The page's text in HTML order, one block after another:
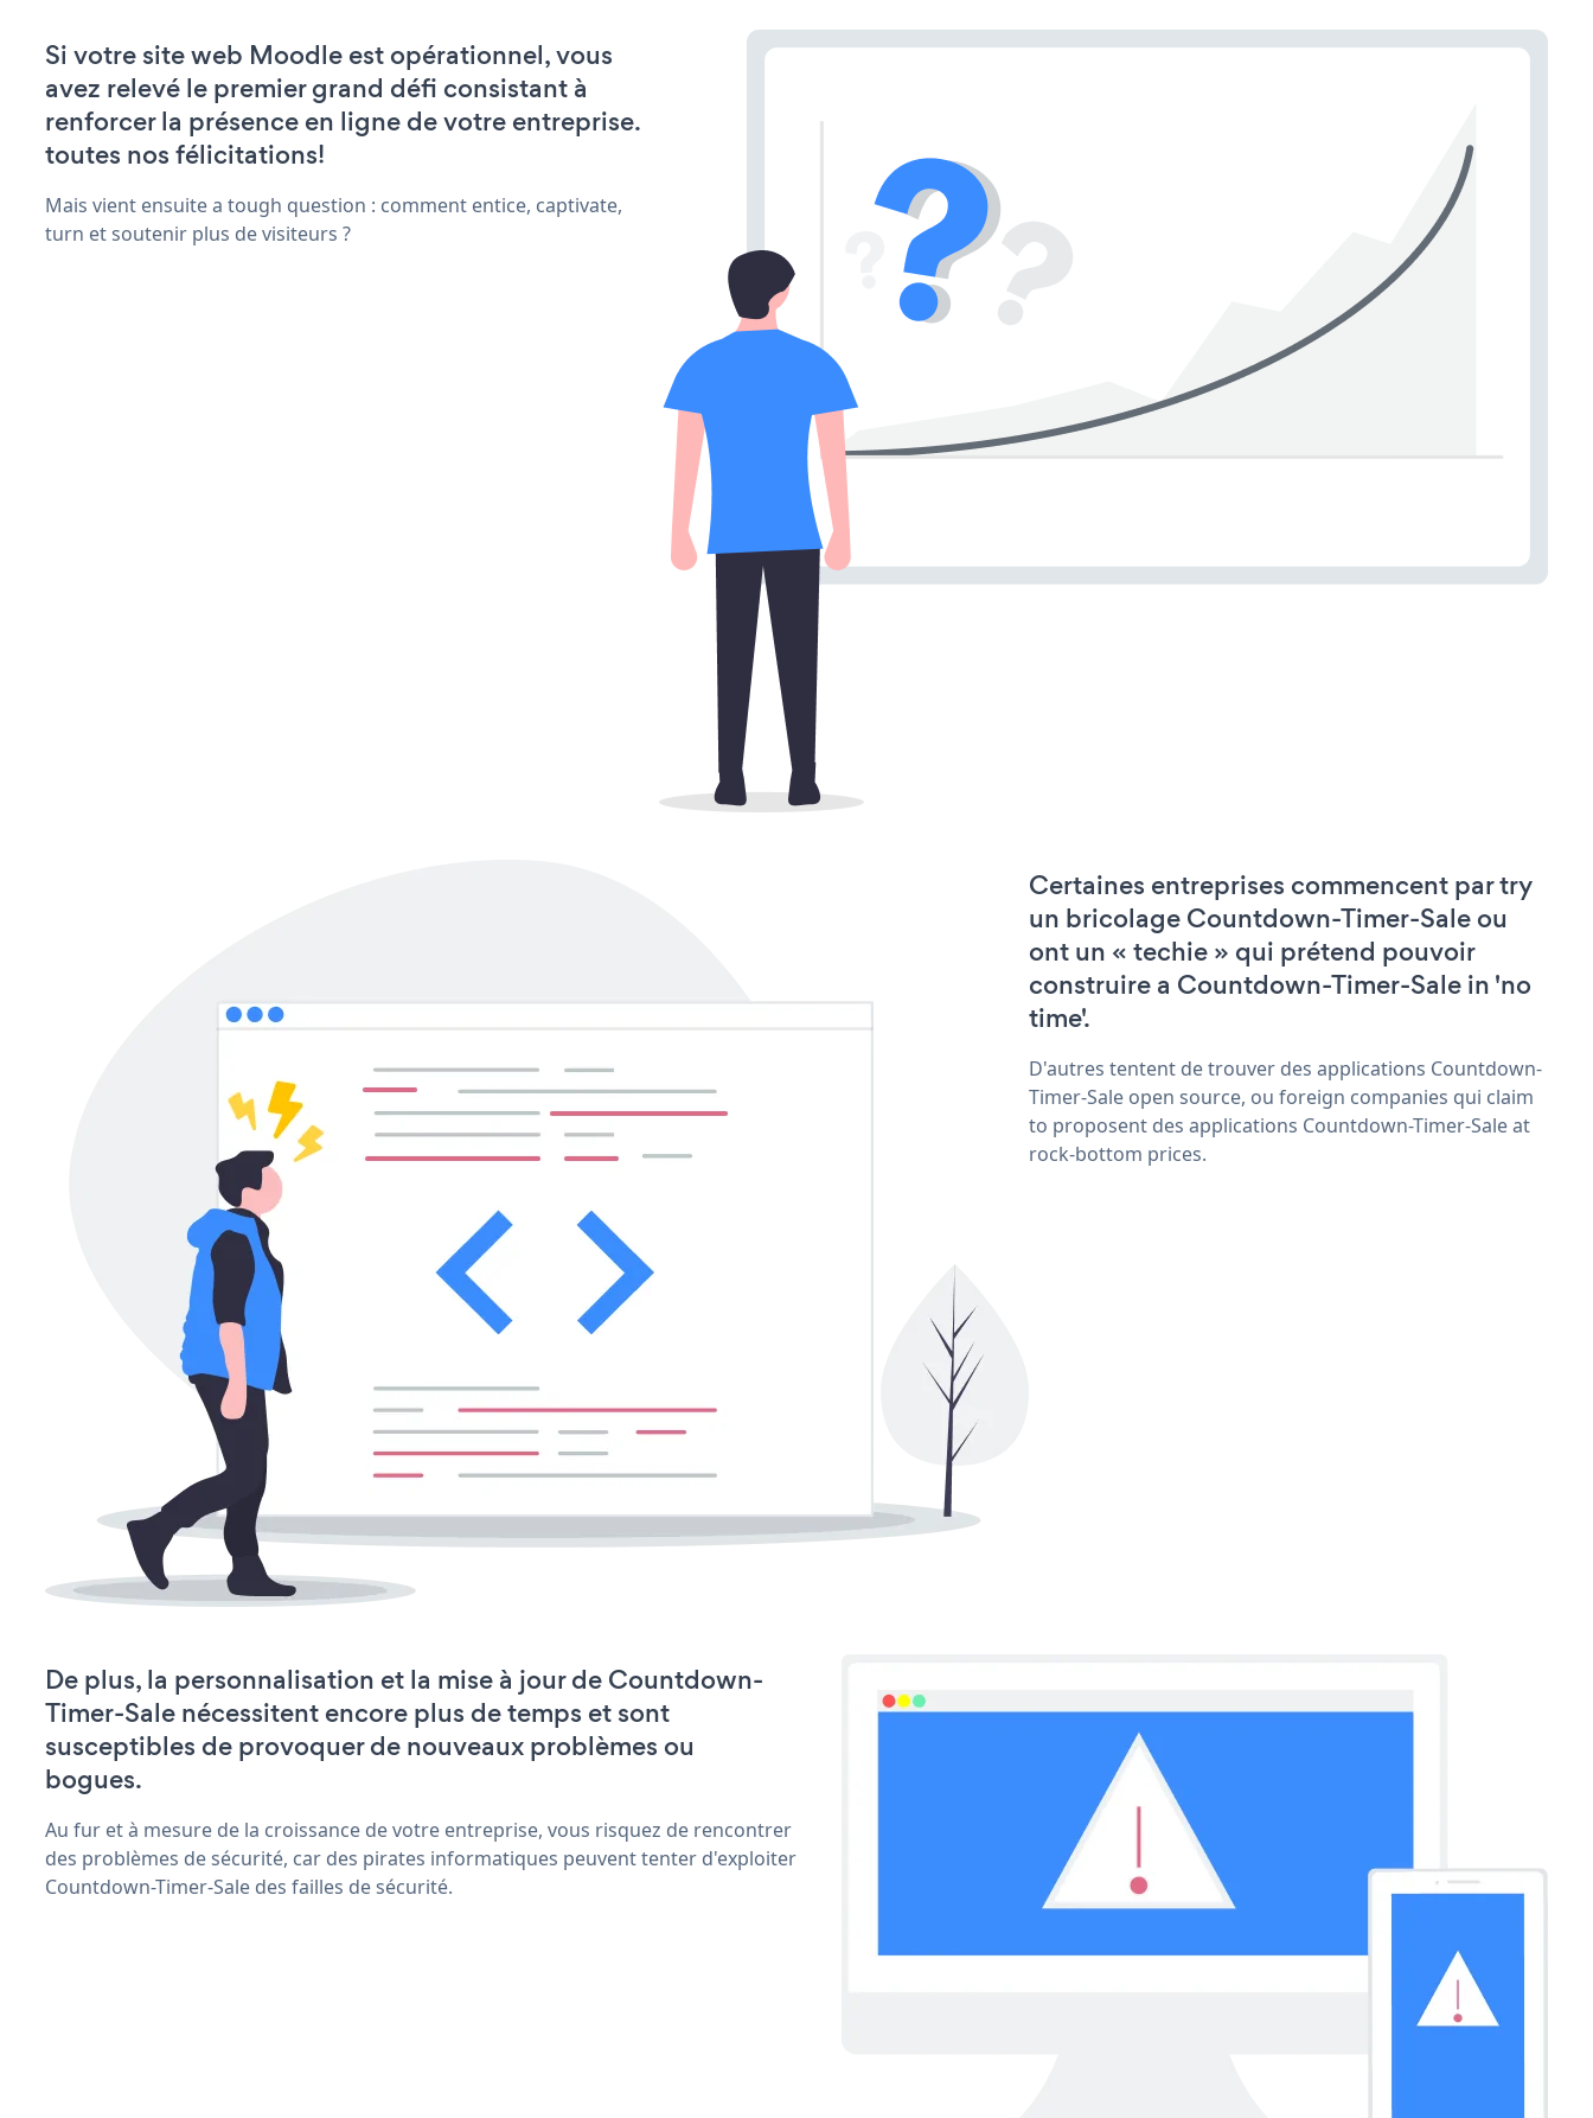
Si votre site web Moodle est opérationnel, vous
avez relevé le premier grand défi consistant à
renforcer la présence en ligne de votre entreprise.
toutes nos félicitations!
Mais vient ensuite a tough question : comment entice, captivate,
turn et soutenir plus de visiteurs ?
Certaines entreprises commencent par try
un bricolage Countdown-Timer-Sale ou
ont un « techie » qui prétend pouvoir
construire a Countdown-Timer-Sale in 'no
time'.
D'autres tentent de trouver des applications Countdown-
Timer-Sale open source, ou foreign companies qui claim
to proposent des applications Countdown-Timer-Sale at
rock-bottom prices.
De plus, la personnalisation et la mise à jour de Countdown-
Timer-Sale nécessitent encore plus de temps et sont
susceptibles de provoquer de nouveaux problèmes ou
bogues.
Au fur et à mesure de la croissance de votre entreprise, vous risquez de rencontrer
des problèmes de sécurité, car des pirates informatiques peuvent tenter d'exploiter
Countdown-Timer-Sale des failles de sécurité.